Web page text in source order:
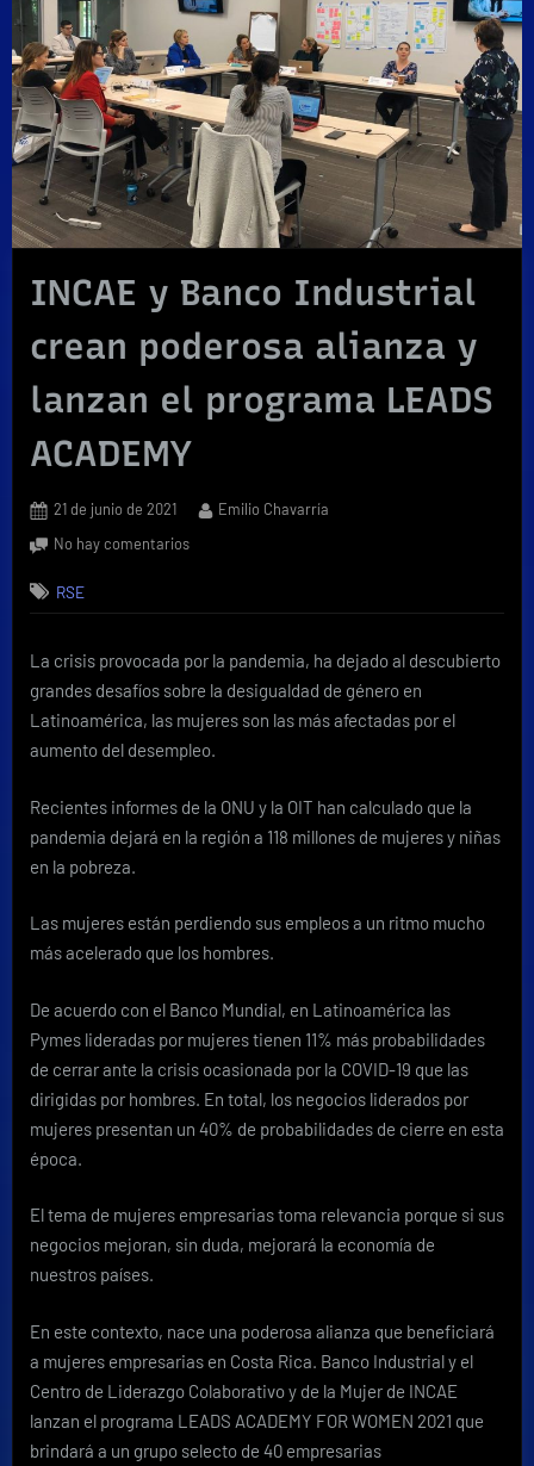
INCAE y Banco Industrial
crean poderosa alianza y
lanzan el programa LEADS
ACADEMY
Posted
on
21 de junio de 2021 By
Emilio Chavarría
No hay comentariosen
Banco
crean
poderosa
alianza
y
programa
LEADS
RSE
La crisis provocada por la pandemia, ha dejado al descubierto
grandes desafíos sobre la desigualdad de género en
Latinoamérica, las mujeres son las más afectadas por el
aumento del desempleo.
Recientes informes de la ONU y la OIT han calculado que la
pandemia dejará en la región a 118 millones de mujeres y niñas
en la pobreza.
Las mujeres están perdiendo sus empleos a un ritmo mucho
más acelerado que los hombres.
De acuerdo con el Banco Mundial, en Latinoamérica las
Pymes lideradas por mujeres tienen 11% más probabilidades
de cerrar ante la crisis ocasionada por la COVID-19 que las
dirigidas por hombres. En total, los negocios liderados por
mujeres presentan un 40% de probabilidades de cierre en esta
época.
El tema de mujeres empresarias toma relevancia porque si sus
negocios mejoran, sin duda, mejorará la economía de
nuestros países.
En este contexto, nace una poderosa alianza que beneficiará
a mujeres empresarias en Costa Rica. Banco Industrial y el
Centro de Liderazgo Colaborativo y de la Mujer de INCAE
lanzan el programa LEADS ACADEMY FOR WOMEN 2021 que
brindará a un grupo selecto de 40 empresarias